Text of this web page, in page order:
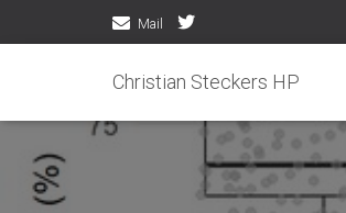
Mail
Christian Steckers HP